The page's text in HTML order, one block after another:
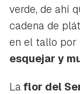
verde, de ahí
cadena de
en el tallo por
esquejar y
Laflor del